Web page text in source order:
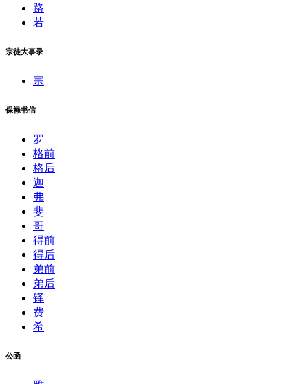
路
若
宗徒大事录
宗
保禄书信
罗
格前
格后
迦
弗
斐
哥
得前
得后
弟前
弟后
铎
费
希
公函